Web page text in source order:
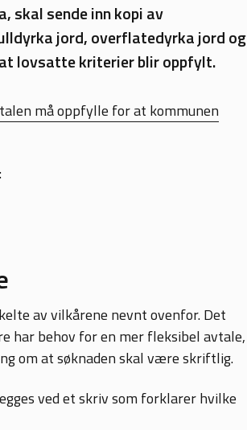
skal sende inn kopi av
jord, overflatedyrka jord og
lovsatte kriterier blir oppfylt.
må oppfylle for at kommunen
av vilkårene nevnt ovenfor. Det
har behov for en mer fleksibel avtale,
om at søknaden skal være skriftlig.
ved et skriv som forklarer hvilke